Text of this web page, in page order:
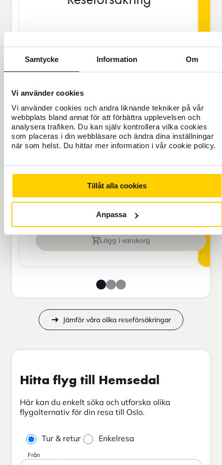
Samtycke Information Om
Vi använder cookies
Vi använder cookies och andra liknande tekniker på vår
webbplats bland annat för att förbättra upplevelsen och
analysera trafiken. Du kan själv kontrollera vilka cookies
som placeras i din webbläsare och ändra dina inställningar
när som helst. Du hittar mer information i vår cookie policy.
Tillåt alla cookies
Anpassa
BAS
Priset gäller för 1 person
För dig som saknar hemförsäkring eller
ska vara borta mer än 45 dagar.
Reseförsäkring Bas
Lägg i varukorg
Jämför våra olika reseförsäkringar
Hitta flyg till Hemsedal
Här kan du enkelt söka och utforska olika
flygalternativ för din resa till Oslo.
Tur & retur Enkelresa
Från